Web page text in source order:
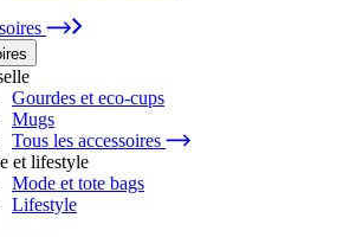
Gourdes et eco-cups
Mugs
Tous les accessoires
et lifestyle
Mode et tote bags
Lifestyle